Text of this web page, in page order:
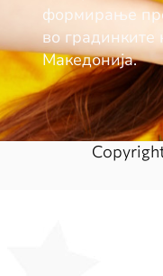
формирање
во
Македонија.